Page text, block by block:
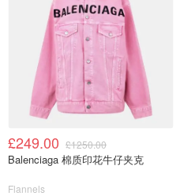
£249.00 £1250.00
Balenciaga 棉质印花牛仔夹克
Flannels